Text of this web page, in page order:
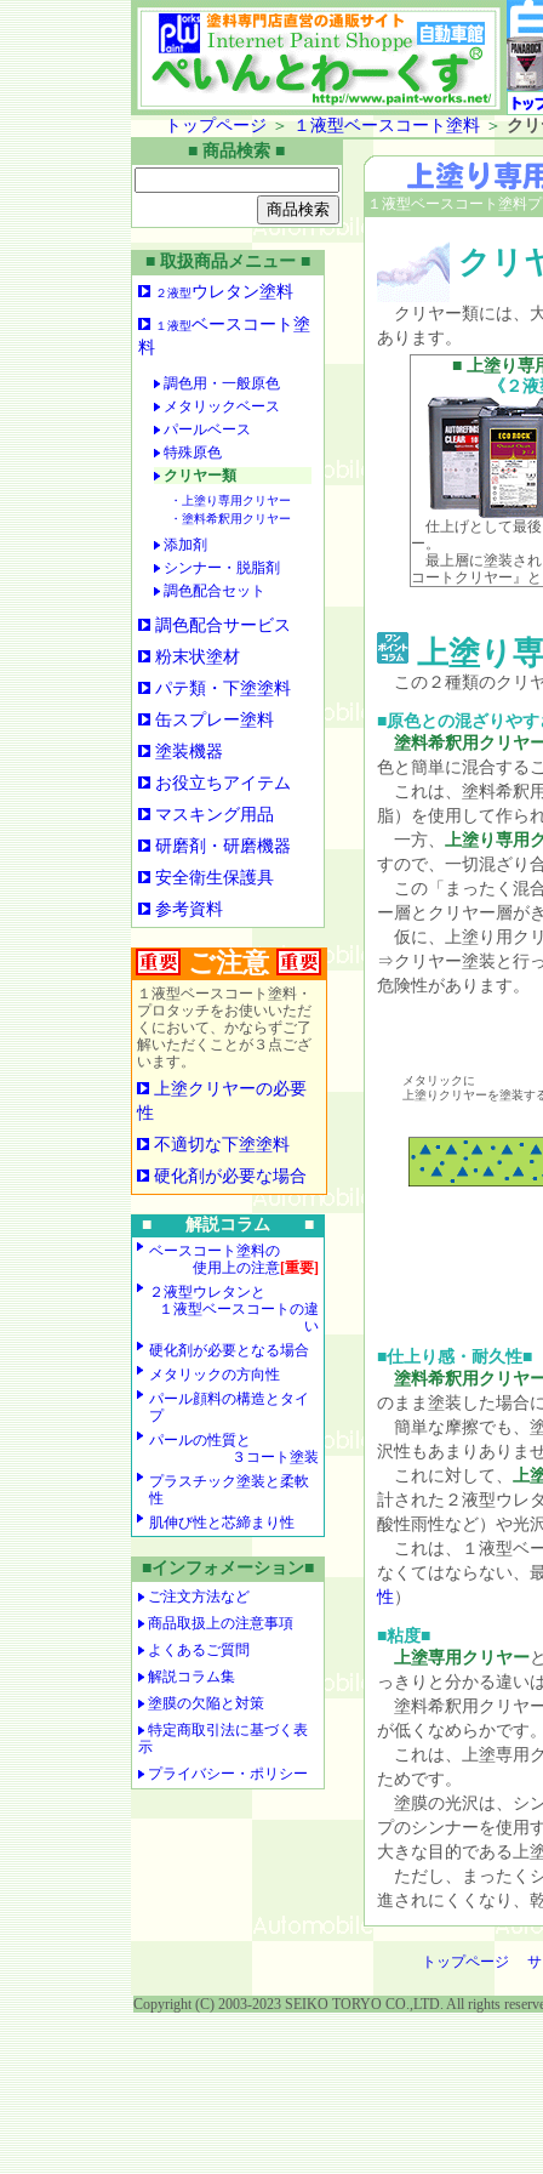
トップページ ＞ １液型ベースコート塗料＞ ク
■ 商品検索 ■
■ 取扱商品メニュー ■
２液型ウレタン塗料
１液型ベースコート塗
料
調色用・一般原色
メタリックベース
パールベース
特殊原色
クリヤー類
・上塗り専用クリヤー
・塗料希釈用クリヤー
添加剤
シンナー・脱脂剤
調色配合セット
調色配合サービス
粉末状塗材
パテ類・下塗塗料
缶スプレー塗料
塗装機器
お役立ちアイテム
マスキング用品
研磨剤・研磨機器
安全衛生保護具
参考資料
ご注意
１液型ベースコート塗料・
プロタッチをお使いいただ
くにおいて、かならずご了
解いただくことが３点ござ
います。
上塗クリヤーの必要
性
不適切な下塗塗料
硬化剤が必要な場合
■ 解説コラム ■
ベースコート塗料の
使用上の注意[重要]
２液型ウレタンと
１液型ベースコートの違
い
硬化剤が必要となる場合
メタリックの方向性
パール顔料の構造とタイ
プ
パールの性質と
３コート塗装
プラスチック塗装と柔軟
性
肌伸び性と芯締まり性
■インフォメーション■
ご注文方法など
商品取扱上の注意事項
よくあるご質問
解説コラム集
塗膜の欠陥と対策
特定商取引法に基づく表
示
プライバシー・ポリシー
１液型ベースコート塗料
クリ
クリヤー類には、
あります。
■ 上塗り専
《２
仕上げとして最
ー。
最上層に塗装さ
コートクリヤー』
上塗り
この２種類のクリ
■原色との混ざりやす
塗料希釈用クリヤ
色と簡単に混合する
これは、塗料希釈
脂）を使用して作ら
一方、 上塗り専用
すので、一切混ざり
この「まったく混
ー層とクリヤー層が
仮に、上塗り用ク
⇒クリヤー塗装と行
危険性があります。
メタリックに
上塗りクリヤーを塗装す
■仕上り感・耐久性■
塗料希釈用クリヤ
のまま塗装した場合
簡単な摩擦でも、
沢性もあまりありま
これに対して、 上
計された２液型ウレ
酸性雨性など）や光
これは、１液型ベ
なくてはならない、
性 ）
■粘度■
上塗専用クリヤー
っきりと分かる違い
塗料希釈用クリヤ
が低くなめらかです
これは、上塗専用
ためです。
塗膜の光沢は、シ
プのシンナーを使用
大きな目的である上
ただし、まったく
進されにくくなり、
トップページ
Copyright (C) 2003-2023 SEIKO TORYO CO.,LTD. All rights